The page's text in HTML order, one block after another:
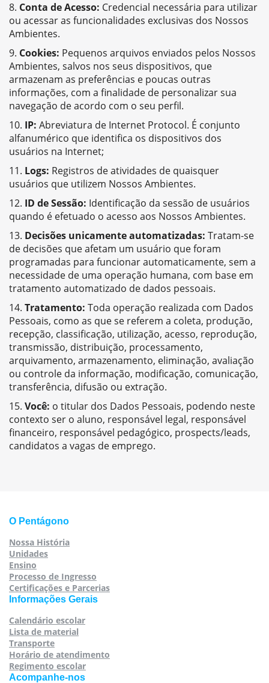
Conta de Acesso: Credencial necessária para utilizar
ou acessar as funcionalidades exclusivas dos Nossos
Ambientes.
Cookies: Pequenos arquivos enviados pelos Nossos
Ambientes, salvos nos seus dispositivos, que
armazenam as preferências e poucas outras
informações, com a finalidade de personalizar sua
navegação de acordo com o seu perfil.
IP: Abreviatura de Internet Protocol. É conjunto
alfanumérico que identifica os dispositivos dos
usuários na Internet;
Logs: Registros de atividades de quaisquer
usuários que utilizem Nossos Ambientes.
ID de Sessão: Identificação da sessão de usuários
quando é efetuado o acesso aos Nossos Ambientes.
Decisões unicamente automatizadas: Tratam-se
de decisões que afetam um usuário que foram
programadas para funcionar automaticamente, sem a
necessidade de uma operação humana, com base em
tratamento automatizado de dados pessoais.
Tratamento: Toda operação realizada com Dados
Pessoais, como as que se referem a coleta, produção,
recepção, classificação, utilização, acesso, reprodução,
transmissão, distribuição, processamento,
arquivamento, armazenamento, eliminação, avaliação
ou controle da informação, modificação, comunicação,
transferência, difusão ou extração.
Você: o titular dos Dados Pessoais, podendo neste
contexto ser o aluno, responsável legal, responsável
financeiro, responsável pedagógico, prospects/leads,
candidatos a vagas de emprego.
O Pentágono
Nossa História
Unidades
Ensino
Processo de Ingresso
Certificações e Parcerias
Informações Gerais
Calendário escolar
Lista de material
Transporte
Horário de atendimento
Regimento escolar
Acompanhe-nos